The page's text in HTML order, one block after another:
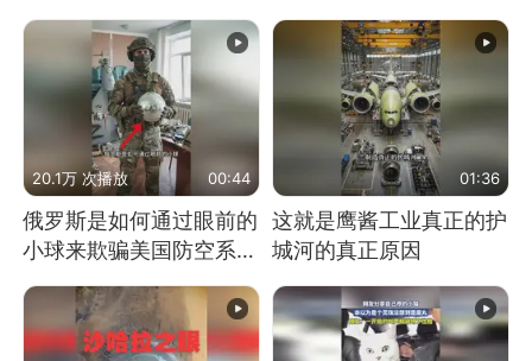
20.1万 次播放 00:44
俄罗斯是如何通过眼前的
小球来欺骗美国防空系统
的
01:36
这就是鹰酱工业真正的护
城河的真正原因